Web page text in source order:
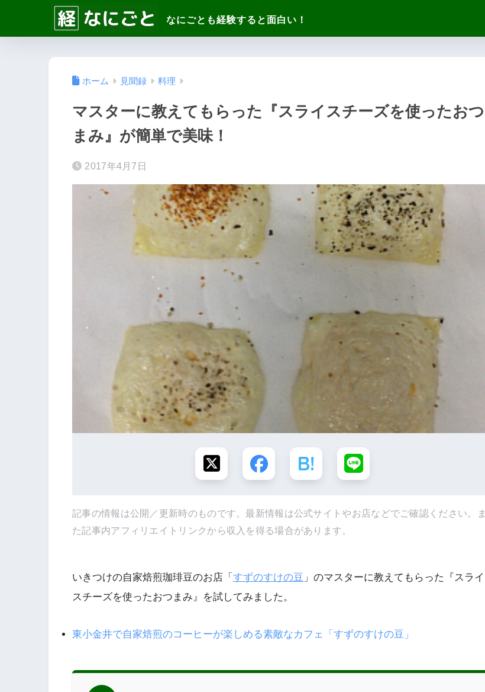
ホーム 見聞録 料理
マスターに教えてもらった『スライスチーズを使ったおつ
まみ』が簡単で美味！
2017年4月7日
記事の情報は公開／更新時のものです。最新情報は公式サイトやお店などでご確認ください。ま
た記事内アフィリエイトリンクから収入を得る場合があります。
いきつけの自家焙煎珈琲豆のお店「 すずのすけの豆 」のマスターに教えてもらった『スライ
スチーズを使ったおつまみ』を試してみました。
東小金井で自家焙煎のコーヒーが楽しめる素敵なカフェ「すずのすけの豆」